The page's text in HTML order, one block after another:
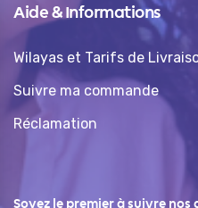
Aide & Informations
Wilayas et Tarifs de
Suivre ma commande
Réclamation
Soyez le premier à suivre nos